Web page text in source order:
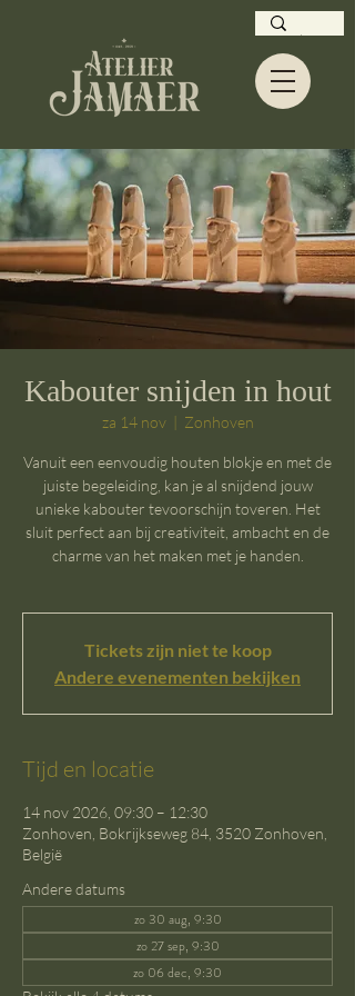
Kabouter snijden in hout
za 14 nov
  |
Zonhoven
​​​Vanuit een eenvoudig houten blokje en met de
juiste begeleiding, kan je al snijdend jouw
unieke kabouter tevoorschijn toveren. Het
sluit perfect aan bij creativiteit, ambacht en de
charme van het maken met je handen.
Tickets zijn niet te koop
Andere evenementen bekijken
Tijd en locatie
14 nov 2026, 09:30 – 12:30
Zonhoven, Bokrijkseweg 84, 3520 Zonhoven,
België
Andere datums
zo 30 aug, 9:30
zo 27 sep, 9:30
zo 06 dec, 9:30